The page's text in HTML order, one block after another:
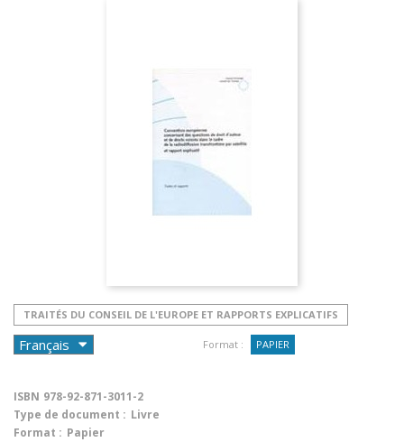
TRAITÉS DU CONSEIL DE L'EUROPE ET RAPPORTS EXPLICATIFS
Format : PAPIER
ISBN 978-92-871-3011-2
Type de document : Livre
Format : Papier